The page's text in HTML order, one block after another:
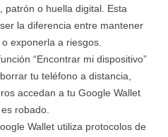
patrón o huella digital. Esta
la diferencia entre mantener
exponerla a riesgos.
“Encontrar mi dispositivo”
tu teléfono a distancia,
accedan a tu Google Wallet
robado.
Wallet utiliza protocolos de